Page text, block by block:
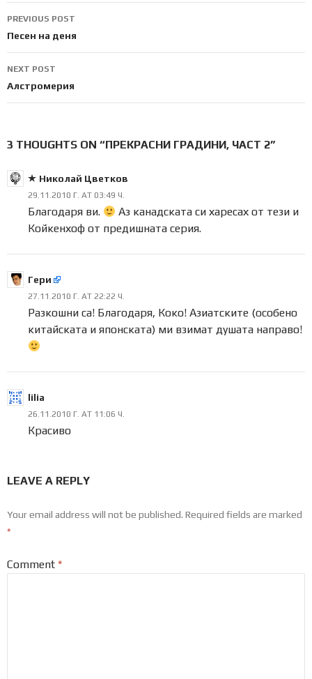
Post
navigation
PREVIOUS POST
Песен на деня
NEXT POST
Алстромерия
3 THOUGHTS ON “ПРЕКРАСНИ ГРАДИНИ, ЧАСТ 2”
Николай Цветков
29.11.2010 Г. AT 03:49 Ч.
Благодаря ви.
Аз канадската си харесах от тези и
Койкенхоф от предишната серия.
Гери
27.11.2010 Г. AT 22:22 Ч.
Разкошни са! Благодаря, Коко! Азиатските (особено
китайската и японската) ми взимат душата направо!
lilia
26.11.2010 Г. AT 11:06 Ч.
Красиво
LEAVE A REPLY
Your email address will not be published. Required fields are marked
*
Comment *